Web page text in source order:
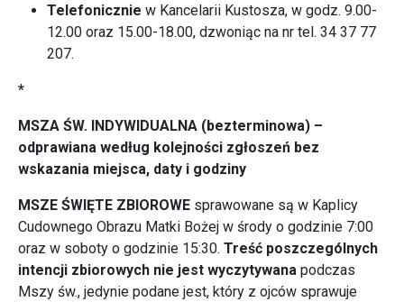
Telefonicznie w Kancelarii Kustosza, w godz. 9.00-
12.00 oraz 15.00-18.00, dzwoniąc na nr tel. 34 37 77
207.
*
MSZA ŚW. INDYWIDUALNA (bezterminowa) –
odprawiana według kolejności zgłoszeń bez
wskazania miejsca, daty i godziny
MSZE ŚWIĘTE ZBIOROWE sprawowane są w Kaplicy
Cudownego Obrazu Matki Bożej w środy o godzinie 7:00
oraz w soboty o godzinie 15:30. Treść poszczególnych
intencji zbiorowych nie jest wyczytywana podczas
Mszy św., jedynie podane jest, który z ojców sprawuje